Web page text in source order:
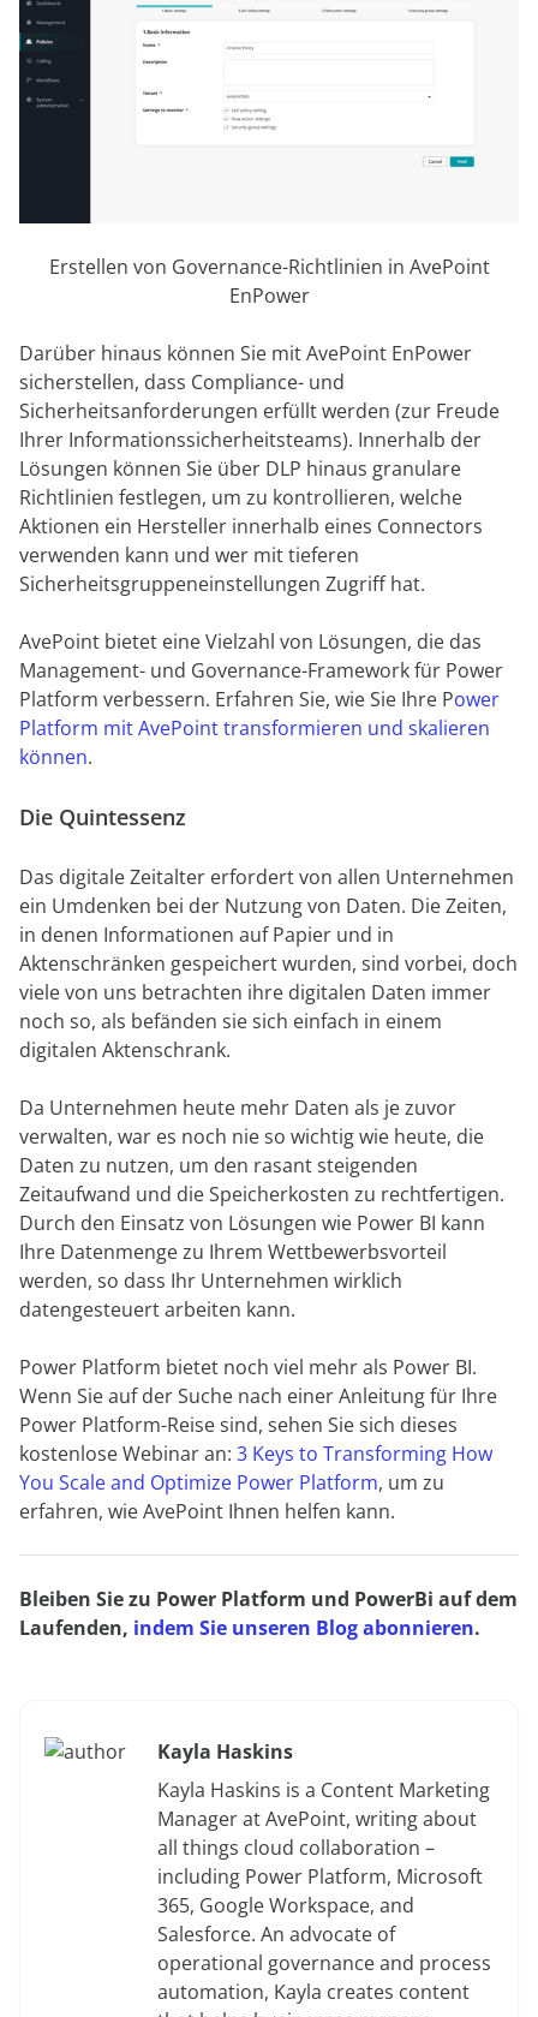
Erstellen von Governance-Richtlinien in AvePoint
EnPower
Darüber hinaus können Sie mit AvePoint EnPower
sicherstellen, dass Compliance- und
Sicherheitsanforderungen erfüllt werden (zur Freude
Ihrer Informationssicherheitsteams). Innerhalb der
Lösungen können Sie über DLP hinaus granulare
Richtlinien festlegen, um zu kontrollieren, welche
Aktionen ein Hersteller innerhalb eines Connectors
verwenden kann und wer mit tieferen
Sicherheitsgruppeneinstellungen Zugriff hat.
AvePoint bietet eine Vielzahl von Lösungen, die das
Management- und Governance-Framework für Power
Platform verbessern. Erfahren Sie, wie Sie Ihre Power
Platform mit AvePoint transformieren und skalieren
können.
Die Quintessenz
Das digitale Zeitalter erfordert von allen Unternehmen
ein Umdenken bei der Nutzung von Daten. Die Zeiten,
in denen Informationen auf Papier und in
Aktenschränken gespeichert wurden, sind vorbei, doch
viele von uns betrachten ihre digitalen Daten immer
noch so, als befänden sie sich einfach in einem
digitalen Aktenschrank.
Da Unternehmen heute mehr Daten als je zuvor
verwalten, war es noch nie so wichtig wie heute, die
Daten zu nutzen, um den rasant steigenden
Zeitaufwand und die Speicherkosten zu rechtfertigen.
Durch den Einsatz von Lösungen wie Power BI kann
Ihre Datenmenge zu Ihrem Wettbewerbsvorteil
werden, so dass Ihr Unternehmen wirklich
datengesteuert arbeiten kann.
Power Platform bietet noch viel mehr als Power BI.
Wenn Sie auf der Suche nach einer Anleitung für Ihre
Power Platform-Reise sind, sehen Sie sich dieses
kostenlose Webinar an: 3 Keys to Transforming How
You Scale and Optimize Power Platform, um zu
erfahren, wie AvePoint Ihnen helfen kann.
Bleiben Sie zu Power Platform und PowerBi auf dem
Laufenden, indem Sie unseren Blog abonnieren.
Kayla Haskins
Kayla Haskins is a Content Marketing
Manager at AvePoint, writing about
all things cloud collaboration –
including Power Platform, Microsoft
365, Google Workspace, and
Salesforce. An advocate of
operational governance and process
automation, Kayla creates content